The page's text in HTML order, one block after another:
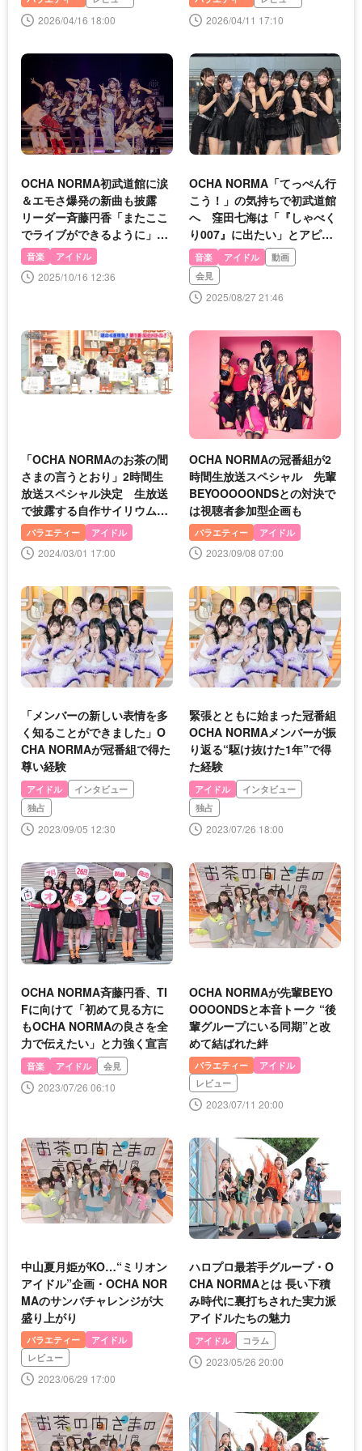
2026/04/16 18:00 2026/04/11 17:10
OCHA NORMA初武道館に涙
＆エモさ爆発の新曲も披露
リーダー斉藤円香「またここ
でライブができるように」と
ファンに誓う
音楽 アイドル
2025/10/16 12:36
OCHA NORMA「てっぺん行
こう！」の気持ちで初武道館
へ 窪田七海は「『しゃべく
り007』に出たい」とアピー
ル音楽 アイドル
動画
会見
2025/08/27 21:46
「OCHA NORMAのお茶の間
さまの言うとおり」2時間生
放送スペシャル決定 生放送
で披露する自作サイリウムダ
ンスに注目
バラエティー アイドル
2024/03/01 17:00
OCHA NORMAの冠番組が2
時間生放送スペシャル 先輩
BEYOOOOONDSとの対決で
は視聴者参加型企画も
バラエティー アイドル
2023/09/08 07:00
「メンバーの新しい表情を多
く知ることができました」O
CHA NORMAが冠番組で得た
尊い経験
アイドル
インタビュー
独占
2023/09/05 12:30
緊張とともに始まった冠番組
OCHA NORMAメンバーが振
り返る“駆け抜けた1年”で得
た経験
アイドル
インタビュー
独占
2023/07/26 18:00
OCHA NORMA斉藤円香、TI
Fに向けて「初めて見る方に
もOCHA NORMAの良さを全
力で伝えたい」と力強く宣言
音楽 アイドル 会見
2023/07/26 06:10
OCHA NORMAが先輩BEYO
OOOONDSと本音トーク “後
輩グループにいる同期”と改
めて結ばれた絆
バラエティー
アイドル
レビュー
2023/07/11 20:00
中山夏月姫がKO…“ミリオン
アイドル”企画・OCHA NOR
MAのサンバチャレンジが大
盛り上がり
バラエティー
アイドル
レビュー
2023/06/29 17:00
ハロプロ最若手グループ・O
CHA NORMAとは 長い下積
み時代に裏打ちされた実力派
アイドルたちの魅力
アイドル コラム
2023/05/26 20:00